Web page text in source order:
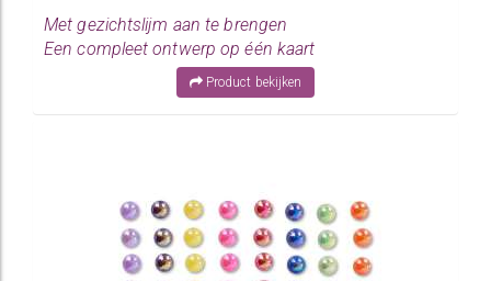
Met gezichtslijm aan te brengen
Een compleet ontwerp op één kaart
Product bekijken